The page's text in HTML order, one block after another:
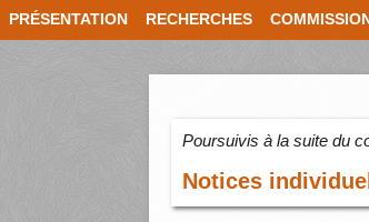
PRÉSENTATION RECHERCHES
Poursuivis à la suite du
Notices